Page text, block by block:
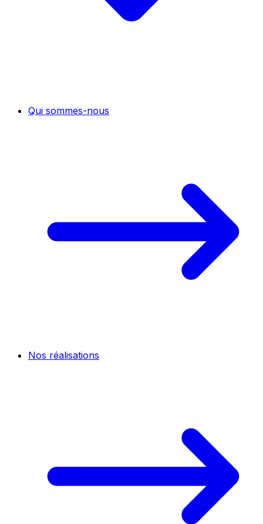
Qui sommes-nous
Nos réalisations